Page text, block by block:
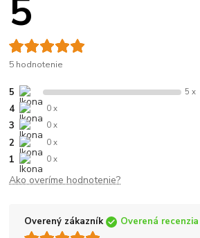
5
5 hodnotenie
5 5 x
4 0 x
3 0 x
2 0 x
1 0 x
Ako overíme hodnotenie?
Overený zákazník Overená recenzia